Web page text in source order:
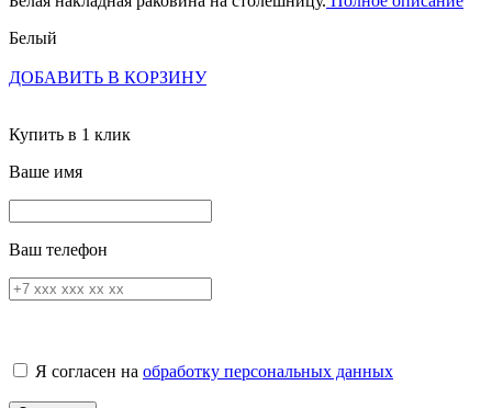
Белый
ДОБАВИТЬ В КОРЗИНУ
Купить в 1 клик
Ваше имя
Ваш телефон
Я согласен на обработку персональных данных